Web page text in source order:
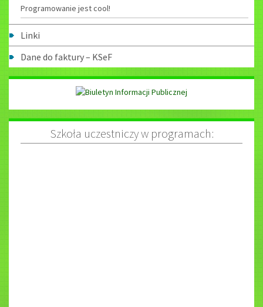
Programowanie jest cool!
Linki
Dane do faktury – KSeF
Szkoła uczestniczy w programach: